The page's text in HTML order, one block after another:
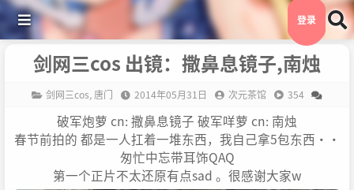
登录
剑网三cos 出镜：撒鼻息镜子,南烛
剑网三cos, 唐门 2014年05月31日 次元茶馆 354
破军炮萝 cn: 撒鼻息镜子 破军咩萝 cn: 南烛
春节前拍的 都是一人扛着一堆东西，我自己拿5包东西··
匆忙中忘带耳饰QAQ
第一个正片不太还原有点sad 。很感谢大家w